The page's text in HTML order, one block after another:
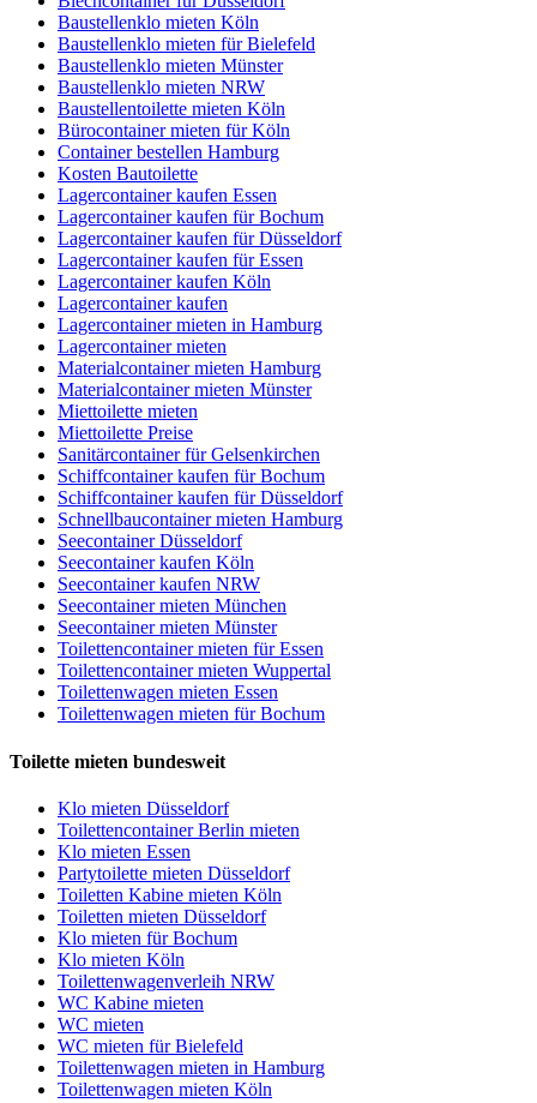
Baustellenklo mieten Köln
Baustellenklo mieten für Bielefeld
Baustellenklo mieten Münster
Baustellenklo mieten NRW
Baustellentoilette mieten Köln
Bürocontainer mieten für Köln
Container bestellen Hamburg
Kosten Bautoilette
Lagercontainer kaufen Essen
Lagercontainer kaufen für Bochum
Lagercontainer kaufen für Düsseldorf
Lagercontainer kaufen für Essen
Lagercontainer kaufen Köln
Lagercontainer kaufen
Lagercontainer mieten in Hamburg
Lagercontainer mieten
Materialcontainer mieten Hamburg
Materialcontainer mieten Münster
Miettoilette mieten
Miettoilette Preise
Sanitärcontainer für Gelsenkirchen
Schiffcontainer kaufen für Bochum
Schiffcontainer kaufen für Düsseldorf
Schnellbaucontainer mieten Hamburg
Seecontainer Düsseldorf
Seecontainer kaufen Köln
Seecontainer kaufen NRW
Seecontainer mieten München
Seecontainer mieten Münster
Toilettencontainer mieten für Essen
Toilettencontainer mieten Wuppertal
Toilettenwagen mieten Essen
Toilettenwagen mieten für Bochum
Toilette mieten bundesweit
Klo mieten Düsseldorf
Toilettencontainer Berlin mieten
Klo mieten Essen
Partytoilette mieten Düsseldorf
Toiletten Kabine mieten Köln
Toiletten mieten Düsseldorf
Klo mieten für Bochum
Klo mieten Köln
Toilettenwagenverleih NRW
WC Kabine mieten
WC mieten
WC mieten für Bielefeld
Toilettenwagen mieten in Hamburg
Toilettenwagen mieten Köln